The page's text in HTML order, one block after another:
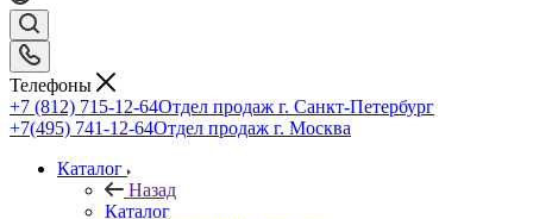
Телефоны
+7 (812) 715-12-64Отдел продаж г. Санкт-Петербург
+7(495) 741-12-64Отдел продаж г. Москва
Каталог
Назад
Каталог